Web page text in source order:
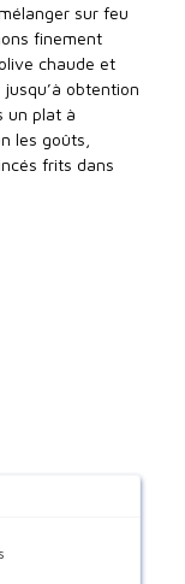
sur feu
finement
chaude et
obtention
un plat à
les goûts,
frits dans